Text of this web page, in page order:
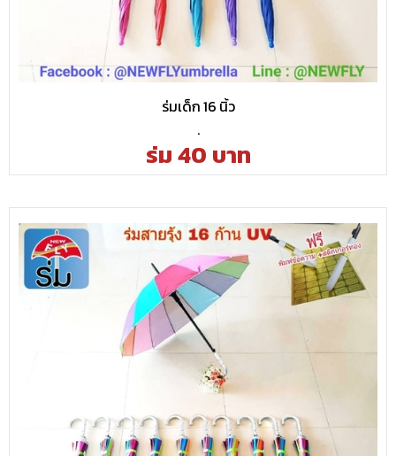
ร่มเด็ก 16 นิ้ว
.
ร่ม 40 บาท